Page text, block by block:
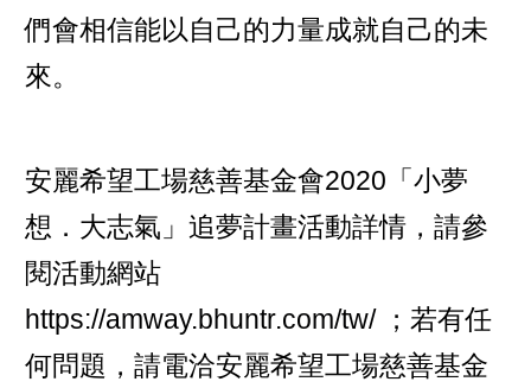
們會相信能以自己的力量成就自己的未
來。
安麗希望工場慈善基金會2020「小夢
想．大志氣」追夢計畫活動詳情，請參
閱活動網站
https://amway.bhuntr.com/tw/；若有任
何問題，請電洽安麗希望工場慈善基金